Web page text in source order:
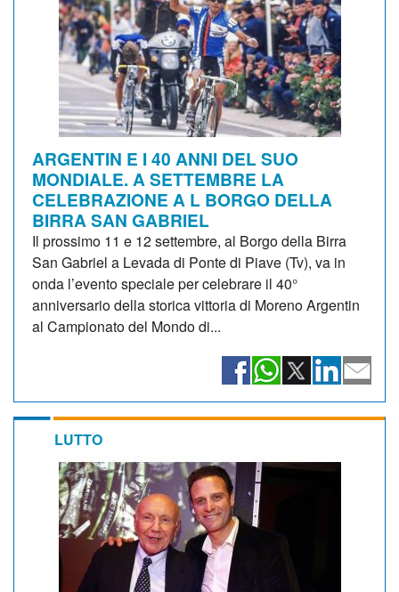
ARGENTIN E I 40 ANNI DEL SUO
MONDIALE. A SETTEMBRE LA
CELEBRAZIONE A L BORGO DELLA
BIRRA SAN GABRIEL
Il prossimo 11 e 12 settembre, al Borgo della Birra
San Gabriel a Levada di Ponte di Piave (Tv), va in
onda l’evento speciale per celebrare il 40°
anniversario della storica vittoria di Moreno Argentin
al Campionato del Mondo di...
LUTTO